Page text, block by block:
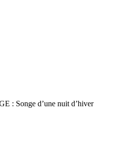
: Songe d’une nuit d’hiver